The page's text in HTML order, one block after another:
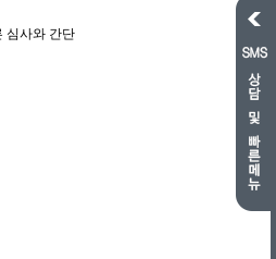
심사와 간단